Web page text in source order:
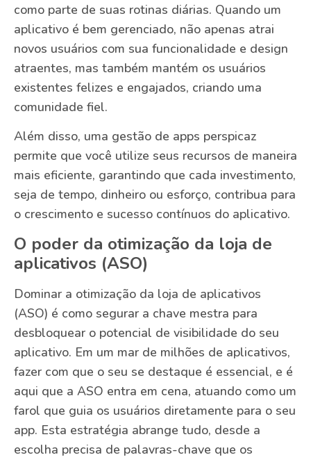
como parte de suas rotinas diárias. Quando um
aplicativo é bem gerenciado, não apenas atrai
novos usuários com sua funcionalidade e design
atraentes, mas também mantém os usuários
existentes felizes e engajados, criando uma
comunidade fiel.
Além disso, uma gestão de apps perspicaz
permite que você utilize seus recursos de maneira
mais eficiente, garantindo que cada investimento,
seja de tempo, dinheiro ou esforço, contribua para
o crescimento e sucesso contínuos do aplicativo.
O poder da otimização da loja de
aplicativos (ASO)
Dominar a otimização da loja de aplicativos
(ASO) é como segurar a chave mestra para
desbloquear o potencial de visibilidade do seu
aplicativo. Em um mar de milhões de aplicativos,
fazer com que o seu se destaque é essencial, e é
aqui que a ASO entra em cena, atuando como um
farol que guia os usuários diretamente para o seu
app. Esta estratégia abrange tudo, desde a
escolha precisa de palavras-chave que os